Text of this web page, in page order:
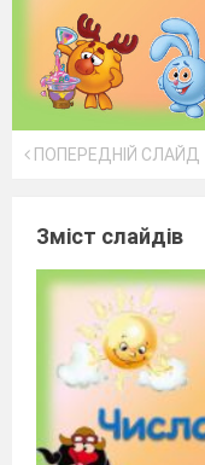
ПОПЕРЕДНІЙ СЛАЙД
Зміст слайдів